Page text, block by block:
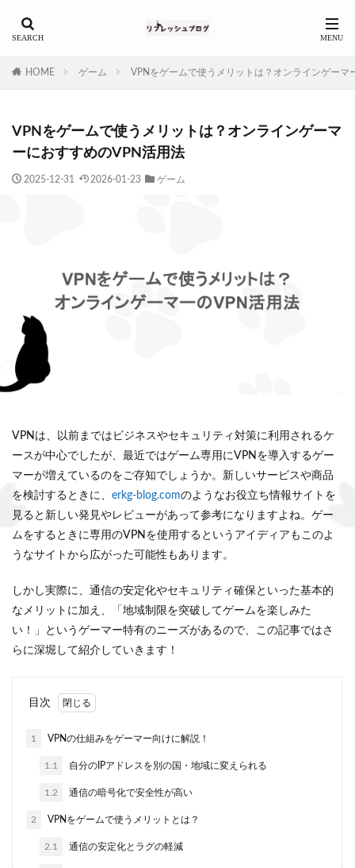
HOME ゲーム VPNをゲームで使うメリットは？オンラインゲーマ
VPNをゲームで使うメリットは？オンラインゲーマ
ーにおすすめのVPN活用法
2025-12-31 2026-01-23 ゲーム
VPNは、以前まではビジネスやセキュリティ対策に利用されるケ
ースが中心でしたが、最近ではゲーム専用にVPNを導入するゲー
マーが増えているのをご存知でしょうか。新しいサービスや商品
を検討するときに、 erkg-blog.comのようなお役立ち情報サイトを
見ると新しい発見やレビューがあって参考になりますよね。ゲー
ムをするときに専用のVPNを使用するというアイディアもこのよ
うなサイトから広がった可能性もあります。
しかし実際に、通信の安定化やセキュリティ確保といった基本的
なメリットに加え、「地域制限を突破してゲームを楽しみた
い！」というゲーマー特有のニーズがあるので、この記事ではさ
らに深堀して紹介していきます！
目次
1 VPNの仕組みをゲーマー向けに解説！
1.1 自分のIPアドレスを別の国・地域に変えられる
1.2 通信の暗号化で安全性が高い
2 VPNをゲームで使うメリットとは？
2.1 通信の安定化とラグの軽減